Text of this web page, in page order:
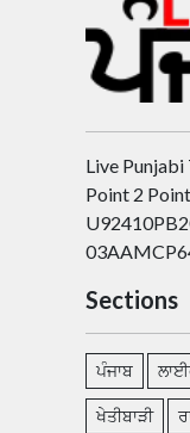
Live
Point 2
Sections
ਪੰਜਾਬ
ਖੇਤੀਬਾੜੀ